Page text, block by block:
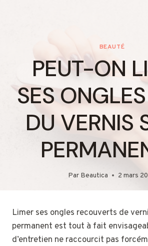
BEAUTÉ
PEUT-ON
SES
DU VERNIS
Par Beautica 2 mars
Limer ses ongles recouverts de
permanent est tout à fait
d’entretien ne raccourcit pas